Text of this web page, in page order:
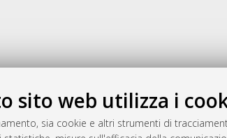
sito web utilizza i
sia cookie e altri strumenti di
Gestione del documento: